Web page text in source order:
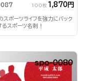
100枚 1,870円
スポーツライフを強力にバック
るスポーツ名刺！
spo-0080